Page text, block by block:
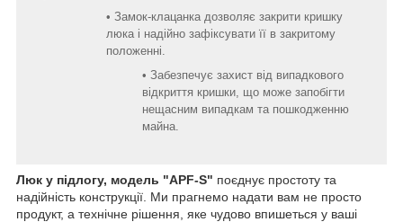
• Замок-клацанка дозволяє закрити кришку
люка і надійно зафіксувати її в закритому
положенні.
• Забезпечує захист від випадкового
відкриття кришки, що може запобігти
нещасним випадкам та пошкодженню
майна.
Люк у підлогу, модель "APF-S" поєднує простоту та
надійність конструкції. Ми прагнемо надати вам не просто
продукт, а технічне рішення, яке чудово впишеться у ваші